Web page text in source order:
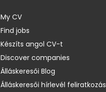
My CV
Find jobs
Készíts angol CV-t
Discover companies
Álláskeresői Blog
Álláskeresői hírlevél feliratkozás